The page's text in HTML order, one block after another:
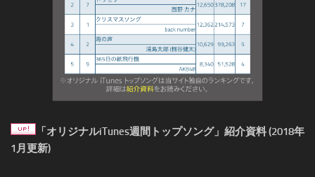
「オリジナルiTunes週間トップソング」紹介資料 (2018年
1月更新)